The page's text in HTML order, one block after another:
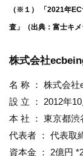
（※１） 「2021年
査」（出典：富士キ
株式会社
名 称 ： 株式会社
設 立 ： 2012年10
本 社 ： 東京都渋
代表者 ： 代表取
資本金 ： 2億円